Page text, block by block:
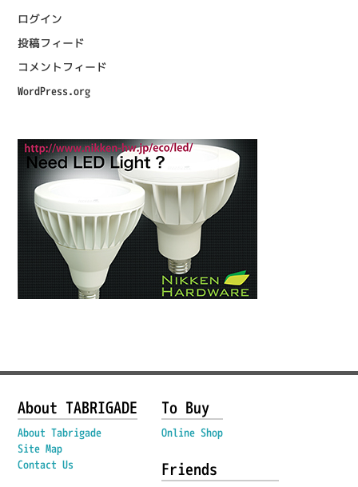
ログイン
投稿フィード
コメントフィード
WordPress.org
About TABRIGADE
About Tabrigade
Site Map
Contact Us
To Buy
Online Shop
Friends